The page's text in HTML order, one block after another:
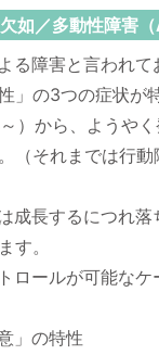
如／多動性障害（
る障害と言われて
」の3つの症状が
）から、ようやく
（それまでは行
成長するにつれ落
す。
ロールが可能なケ
」の特性